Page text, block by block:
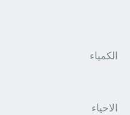
الكمياء
الاحياء